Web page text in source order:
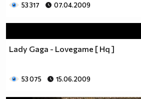
53 317 07.04.2009
Lady Gaga - Lovegame [ Hq ]
53 075 15.06.2009